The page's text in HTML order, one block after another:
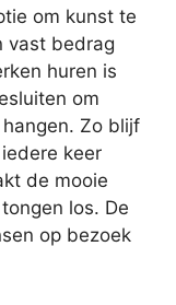
om kunst te
vast bedrag
huren is
om
Zo blijf
keer
de mooie
los. De
op bezoek